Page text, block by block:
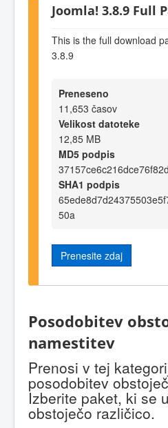
Joomla! 3.8.9 Full
This is the full download
3.8.9
Preneseno
11,653 časov
Velikost datoteke
12,85 MB
MD5 podpis
SHA1 podpis
50a
Prenesite zdaj
Posodobitev
namestitev
Prenosi v tej
posodobitev
Izberite paket, ki se
obstoječo različico.